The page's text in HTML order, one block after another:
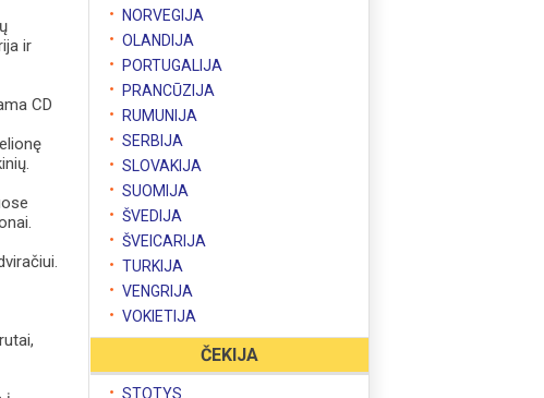
ir
CD
NORVEGIJA
OLANDIJA
PORTUGALIJA
PRANCŪZIJA
RUMUNIJA
SERBIJA
SLOVAKIJA
SUOMIJA
ŠVEDIJA
ŠVEICARIJA
TURKIJA
VENGRIJA
VOKIETIJA
ČEKIJA
STOTYS